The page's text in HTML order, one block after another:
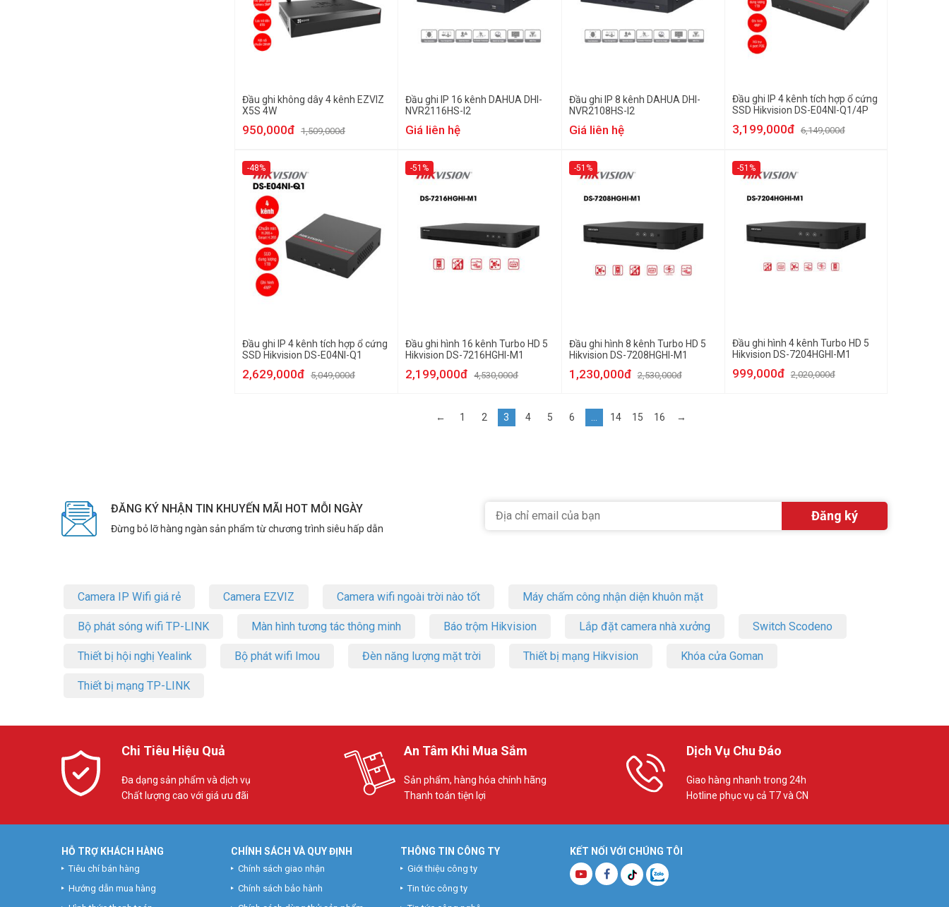
Đầu ghi không dây 4 kênh EZVIZ
X5S 4W
950,000đ 1,509,000đ
Đầu ghi IP 16 kênh DAHUA DHI-
NVR2116HS-I2
Giá liên hệ
Đầu ghi IP 8 kênh DAHUA DHI-
NVR2108HS-I2
Giá liên hệ
Đầu ghi IP 4 kênh tích hợp ổ cứng
SSD Hikvision DS-E04NI-Q1/4P
3,199,000đ 6,149,000đ
-48%
Đầu ghi IP 4 kênh tích hợp ổ cứng
SSD Hikvision DS-E04NI-Q1
2,629,000đ 5,049,000đ
-51%
Đầu ghi hình 16 kênh Turbo HD 5
Hikvision DS-7216HGHI-M1
2,199,000đ 4,530,000đ
-51%
Đầu ghi hình 8 kênh Turbo HD 5
Hikvision DS-7208HGHI-M1
1,230,000đ 2,530,000đ
-51%
Đầu ghi hình 4 kênh Turbo HD 5
Hikvision DS-7204HGHI-M1
999,000đ 2,020,000đ
← 1 2 3 4 5 6 14 15 16 →
ĐĂNG KÝ NHẬN TIN KHUYẾN MÃI HOT MỖI NGÀY
Đừng bỏ lỡ hàng ngàn sản phẩm từ chương trình siêu hấp dẫn
Camera IP Wifi giá rẻ Camera EZVIZ Camera wifi ngoài trời nào tốt Máy chấm công nhận diện khuôn mặt
Bộ phát sóng wifi TP-LINK Màn hình tương tác thông minh Báo trộm Hikvision Lắp đặt camera nhà xưởng Switch Scodeno
Thiết bị hội nghị Yealink Bộ phát wifi Imou Đèn năng lượng mặt trời Thiết bị mạng Hikvision Khóa cửa Goman
Thiết bị mạng TP-LINK
Chi Tiêu Hiệu Quả
Đa dạng sản phẩm và dịch vụ
Chất lượng cao với giá ưu đãi
An Tâm Khi Mua Sắm
Sản phẩm, hàng hóa chính hãng
Thanh toán tiện lợi
Dịch Vụ Chu Đáo
Giao hàng nhanh trong 24h
Hotline phục vụ cả T7 và CN
KẾT NỐI VỚI CHÚNG TÔI
HỖ TRỢ KHÁCH HÀNG
Tiêu chí bán hàng
Hướng dẫn mua hàng
CHÍNH SÁCH VÀ QUY ĐỊNH
Chính sách giao nhận
Chính sách bảo hành
THÔNG TIN CÔNG TY
Giới thiệu công ty
Tin tức công ty